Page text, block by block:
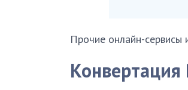
Прочие онлайн-
Конвертация